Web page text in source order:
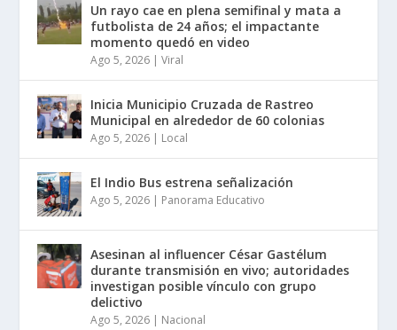
Un rayo cae en plena semifinal y mata a
futbolista de 24 años; el impactante
momento quedó en video
Ago 5, 2026 |Viral
Inicia Municipio Cruzada de Rastreo
Municipal en alrededor de 60 colonias
Ago 5, 2026 | Local
El Indio Bus estrena señalización
Ago 5, 2026 | Panorama Educativo
Asesinan al influencer César Gastélum
durante transmisión en vivo; autoridades
investigan posible vínculo con grupo
delictivo
Ago 5, 2026 | Nacional